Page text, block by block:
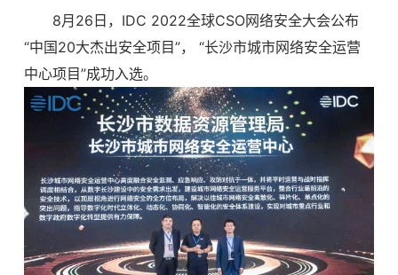
8月26日，IDC 2022全球CSO网络安全大会公布
“中国20大杰出安全项目”， “长沙市城市网络安全运营
中心项目”成功入选。